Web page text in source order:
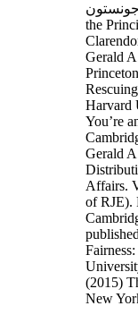
جونستون Bentham, Jeremy (1823) An Introduction to
the
Gerald
Harvard
You’re
Gerald
Affairs.
of RJE).
(2015)
New